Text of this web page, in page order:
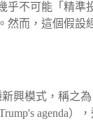
乎不可能「精準
然而，這個假設
興模式，稱之為
agenda），